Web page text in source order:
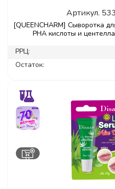
Артикул.
[QUEENCHARM] Сыворотка
PHA кислоты и
РРЦ:
Остаток: